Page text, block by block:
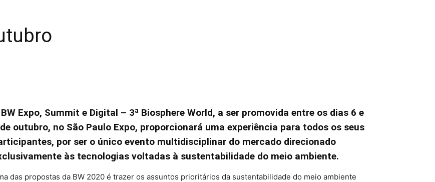
Expo, Summit e Digital – 3ª Biosphere World, a ser promovida entre os dias 6 e
outubro, no São Paulo Expo, proporcionará uma experiência para todos os seus
por ser o único evento multidisciplinar do mercado direcionado
às tecnologias voltadas à sustentabilidade do meio ambiente.
das propostas da BW 2020 é trazer os assuntos prioritários da sustentabilidade do meio ambiente